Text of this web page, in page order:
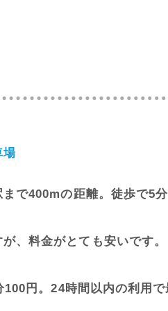
場
で400mの距離。徒歩で5分
、料金がとても安いです。
円。24時間以内の利用で